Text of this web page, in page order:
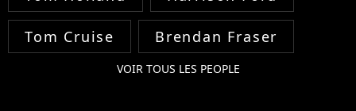
Tom Cruise Brendan Fraser
VOIR TOUS LES PEOPLE